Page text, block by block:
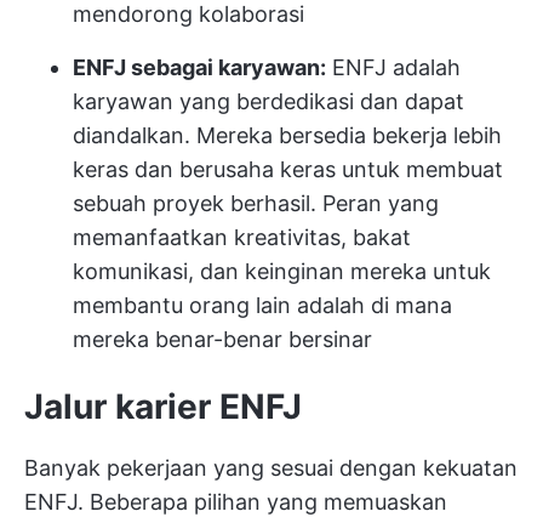
mendorong kolaborasi
ENFJ sebagai karyawan: ENFJ adalah
karyawan yang berdedikasi dan dapat
diandalkan. Mereka bersedia bekerja lebih
keras dan berusaha keras untuk membuat
sebuah proyek berhasil. Peran yang
memanfaatkan kreativitas, bakat
komunikasi, dan keinginan mereka untuk
membantu orang lain adalah di mana
mereka benar-benar bersinar
Jalur karier ENFJ
Banyak pekerjaan yang sesuai dengan kekuatan
ENFJ. Beberapa pilihan yang memuaskan